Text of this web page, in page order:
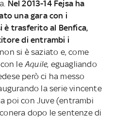
Nel 2013-14 Fejsa ha
una gara con i
è trasferito al Benfica,
di entrambi i
si è saziato e, come
le Aquile, eguagliando
però ci ha messo
la serie vincente
poi con Juve (entrambi
dopo le sentenze di